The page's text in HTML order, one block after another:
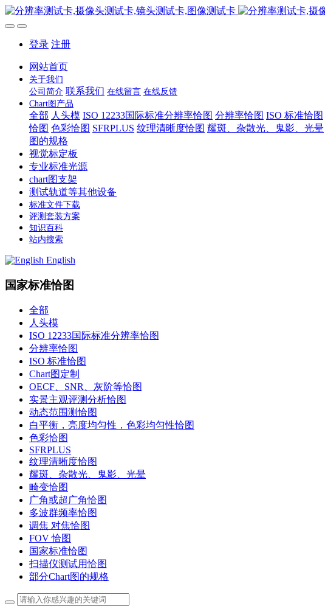
登录 注册
网站首页
关于我们
公司简介 联系我们 在线留言 在线反馈
Chart图产品
全部 人头模 ISO 12233国际标准分辨率恰图 分辨率恰图 ISO 标准恰图
恰图 色彩恰图 SFRPLUS 纹理清晰度恰图 耀斑、杂散光、鬼影、光晕
图的规格
视觉标定板
专业标准光源
chart图支架
测试轨道等其他设备
标准文件下载
评测套装方案
知识百科
站内搜索
English
国家标准恰图
全部
人头模
ISO 12233国际标准分辨率恰图
分辨率恰图
ISO 标准恰图
Chart图定制
OECF、SNR、灰阶等恰图
实景主观评测分析恰图
动态范围测恰图
白平衡，亮度均匀性，色彩均匀性恰图
色彩恰图
SFRPLUS
纹理清晰度恰图
耀斑、杂散光、鬼影、光晕
畸变恰图
广角或超广角恰图
多波群频率恰图
调焦 对焦恰图
FOV 恰图
国家标准恰图
扫描仪测试用恰图
部分Chart图的规格